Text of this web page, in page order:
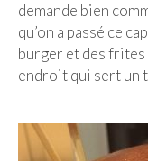
demande bien
qu’on a passé ce
burger et des frites
endroit qui sert un